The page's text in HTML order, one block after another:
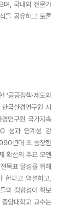
며, 국내외 전문가
을 공유하고 토론
‘공공정책·제도와
국환경연구원 지
연구원 국가지속
성과 연계성 강
년대 초 등장한
확산의 주요 모멘
목표 달성을 위해
한다고 역설하고,
의 정합성이 확보
앙대학교 교수는